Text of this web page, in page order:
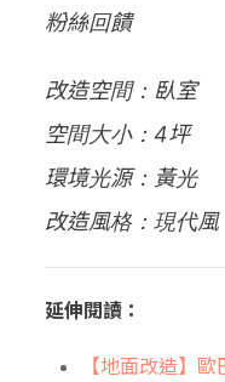
粉絲回饋
改造空間：臥室
空間大小：4坪
環境光源：黃光
改造風格：現代風
延伸閱讀：
【地面改造】